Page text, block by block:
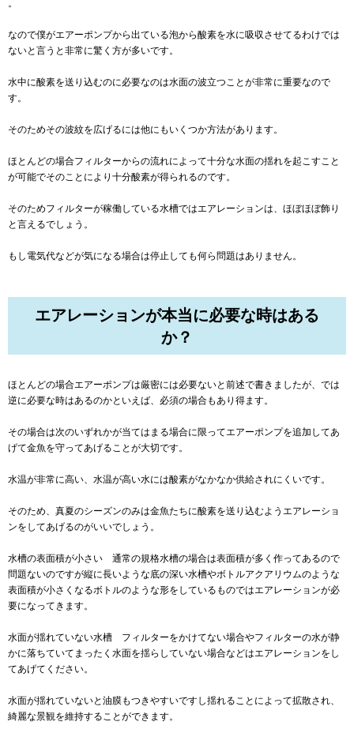
。
なので僕がエアーポンプから出ている泡から酸素を水に吸収させてるわけでは
ないと言うと非常に驚く方が多いです。
水中に酸素を送り込むのに必要なのは水面の波立つことが非常に重要なので
す。
そのためその波紋を広げるには他にもいくつか方法があります。
ほとんどの場合フィルターからの流れによって十分な水面の揺れを起こすこと
が可能でそのことにより十分酸素が得られるのです。
そのためフィルターが稼働している水槽ではエアレーションは、ほぼほぼ飾り
と言えるでしょう。
もし電気代などが気になる場合は停止しても何ら問題はありません。
エアレーションが本当に必要な時はある
か？
ほとんどの場合エアーポンプは厳密には必要ないと前述で書きましたが、では
逆に必要な時はあるのかといえば、必須の場合もあり得ます。
その場合は次のいずれかが当てはまる場合に限ってエアーポンプを追加してあ
げて金魚を守ってあげることが大切です。
水温が非常に高い、水温が高い水には酸素がなかなか供給されにくいです。
そのため、真夏のシーズンのみは金魚たちに酸素を送り込むようエアレーショ
ンをしてあげるのがいいでしょう。
水槽の表面積が小さい 通常の規格水槽の場合は表面積が多く作ってあるので
問題ないのですが縦に長いような底の深い水槽やボトルアクアリウムのような
表面積が小さくなるボトルのような形をしているものではエアレーションが必
要になってきます。
水面が揺れていない水槽 フィルターをかけてない場合やフィルターの水が静
かに落ちていてまったく水面を揺らしていない場合などはエアレーションをし
てあげてください。
水面が揺れていないと油膜もつきやすいですし揺れることによって拡散され、
綺麗な景観を維持することができます。